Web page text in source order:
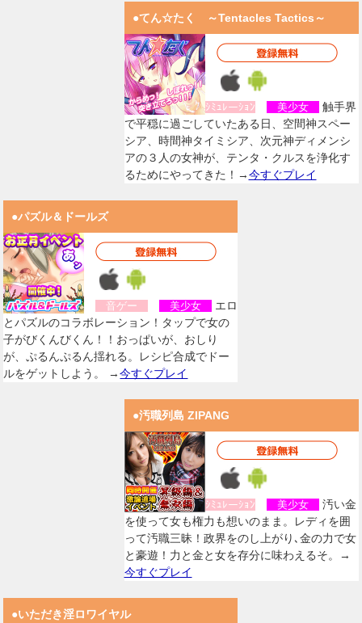
●てん☆たく ～Tentacles Tactics～
ｼﾐｭﾚーｼｮﾝ 美少女
触手界
で平穏に過ごしていたある日、空間神スペー
シア、時間神タイミシア、次元神ディメンシ
アの３人の女神が、テンタ・クルスを浄化す
るためにやってきた！→今すぐプレイ
●パズル＆ドールズ
音ゲー 美少女
エロ
とパズルのコラボレーション！タップで女の
子がびくんびくん！！おっぱいが、おしり
が、ぷるんぷるん揺れる。レシピ合成でドー
ルをゲットしよう。 →今すぐプレイ
●汚職列島 ZIPANG
ｼﾐｭﾚーｼｮﾝ 美少女
汚い金
を使って女も権力も想いのまま。レディを囲
って汚職三昧！政界をのし上がり､金の力で女
と豪遊！力と金と女を存分に味わえるそ。→
今すぐプレイ
●いただき淫ロワイヤル